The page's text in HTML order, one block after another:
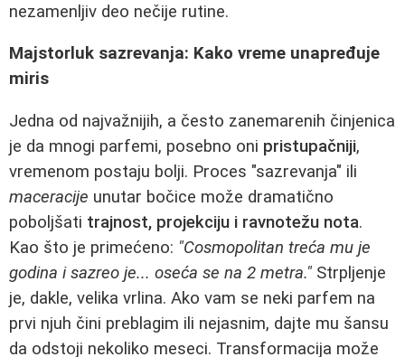
nezamenljiv deo nečije rutine.
Majstorluk sazrevanja: Kako vreme unapređuje
miris
Jedna od najvažnijih, a često zanemarenih činjenica
je da mnogi parfemi, posebno oni pristupačniji,
vremenom postaju bolji. Proces "sazrevanja" ili
maceracije unutar bočice može dramatično
poboljšati trajnost, projekciju i ravnotežu nota.
Kao što je primećeno: "Cosmopolitan treća mu je
godina i sazreo je... oseća se na 2 metra." Strpljenje
je, dakle, velika vrlina. Ako vam se neki parfem na
prvi njuh čini preblagim ili nejasnim, dajte mu šansu
da odstoji nekoliko meseci. Transformacija može